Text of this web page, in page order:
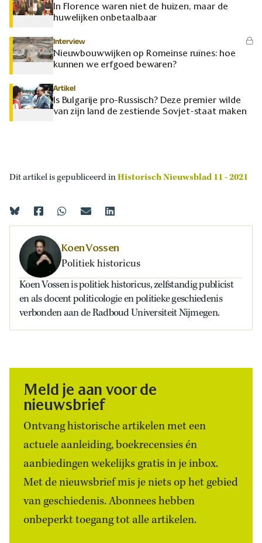
In Florence waren niet de huizen, maar de
huwelijken onbetaalbaar
Interview
Nieuwbouwwijken op Romeinse ruïnes: hoe
kunnen we erfgoed bewaren?
Artikel
Is Bulgarije pro-Russisch? Deze premier wilde
van zijn land de zestiende Sovjet-staat maken
Dit artikel is gepubliceerd inHistorisch Nieuwsblad 11 - 2021
Koen Vossen
Politiek historicus
Koen Vossen is politiek historicus, zelfstandig publicist
en als docent politicologie en politieke geschiedenis
verbonden aan de Radboud Universiteit Nijmegen.
Meld je aan voor de
nieuwsbrief
Ontvang historische artikelen met een
actuele aanleiding, boekrecensies én
aanbiedingen wekelijks gratis in je inbox.
Met de nieuwsbrief mis je niets op het gebied
van geschiedenis. Abonnees hebben
onbeperkt toegang tot alle artikelen.